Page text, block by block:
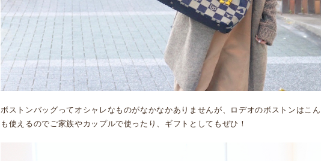
ボストンバッグってオシャレなものがなかなかありませんが、ロデオのボストンはこ
も使えるのでご家族やカップルで使ったり、ギフトとしてもぜひ！